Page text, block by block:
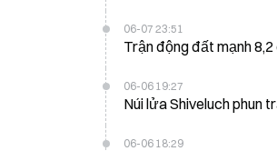
06-07 23:51
Trận động đất mạnh
06-06 19:27
Núi lửa Shiveluch phun
06-06 18:29